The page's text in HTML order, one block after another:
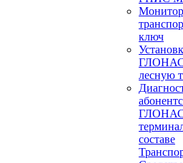
ключ
лесную
составе